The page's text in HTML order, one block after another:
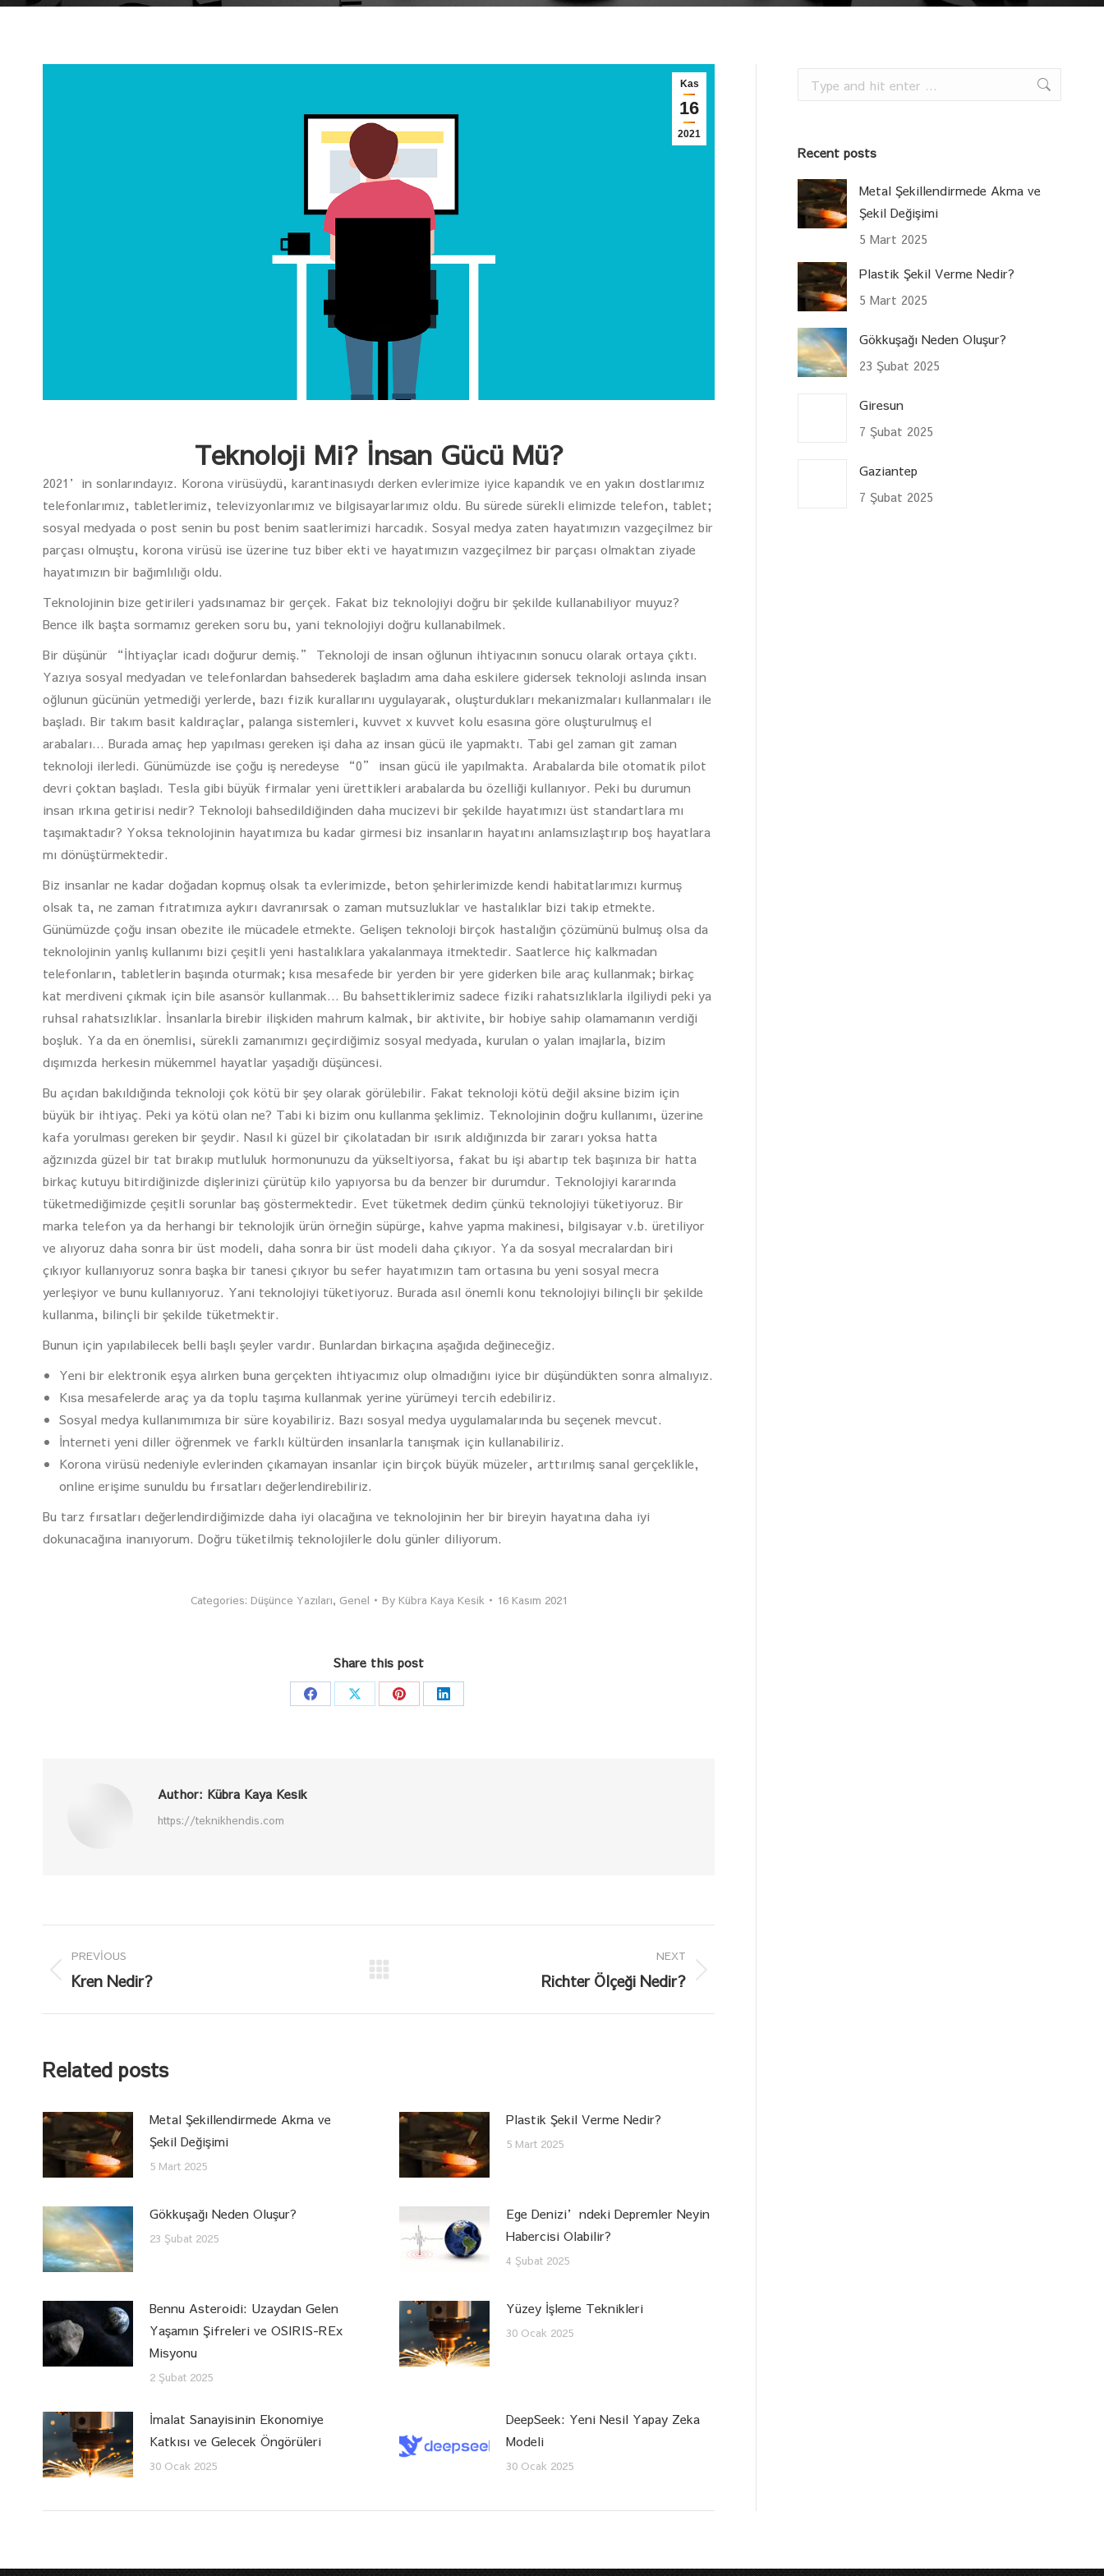
Kas
16
2021
Teknoloji Mi? İnsan Gücü Mü?
2021’in sonlarındayız. Korona virüsüydü, karantinasıydı derken evlerimize iyice kapandık ve en yakın dostlarımız
telefonlarımız, tabletlerimiz, televizyonlarımız ve bilgisayarlarımız oldu. Bu sürede sürekli elimizde telefon, tablet;
sosyal medyada o post senin bu post benim saatlerimizi harcadık. Sosyal medya zaten hayatımızın vazgeçilmez bir
parçası olmuştu, korona virüsü ise üzerine tuz biber ekti ve hayatımızın vazgeçilmez bir parçası olmaktan ziyade
hayatımızın bir bağımlılığı oldu.
Teknolojinin bize getirileri yadsınamaz bir gerçek. Fakat biz teknolojiyi doğru bir şekilde kullanabiliyor muyuz?
Bence ilk başta sormamız gereken soru bu, yani teknolojiyi doğru kullanabilmek.
Bir düşünür “İhtiyaçlar icadı doğurur demiş.” Teknoloji de insan oğlunun ihtiyacının sonucu olarak ortaya çıktı.
Yazıya sosyal medyadan ve telefonlardan bahsederek başladım ama daha eskilere gidersek teknoloji aslında insan
oğlunun gücünün yetmediği yerlerde, bazı fizik kurallarını uygulayarak, oluşturdukları mekanizmaları kullanmaları ile
başladı. Bir takım basit kaldıraçlar, palanga sistemleri, kuvvet x kuvvet kolu esasına göre oluşturulmuş el
arabaları… Burada amaç hep yapılması gereken işi daha az insan gücü ile yapmaktı. Tabi gel zaman git zaman
teknoloji ilerledi. Günümüzde ise çoğu iş neredeyse “0” insan gücü ile yapılmakta. Arabalarda bile otomatik pilot
devri çoktan başladı. Tesla gibi büyük firmalar yeni ürettikleri arabalarda bu özelliği kullanıyor. Peki bu durumun
insan ırkına getirisi nedir? Teknoloji bahsedildiğinden daha mucizevi bir şekilde hayatımızı üst standartlara mı
taşımaktadır? Yoksa teknolojinin hayatımıza bu kadar girmesi biz insanların hayatını anlamsızlaştırıp boş hayatlara
mı dönüştürmektedir.
Biz insanlar ne kadar doğadan kopmuş olsak ta evlerimizde, beton şehirlerimizde kendi habitatlarımızı kurmuş
olsak ta, ne zaman fıtratımıza aykırı davranırsak o zaman mutsuzluklar ve hastalıklar bizi takip etmekte.
Günümüzde çoğu insan obezite ile mücadele etmekte. Gelişen teknoloji birçok hastalığın çözümünü bulmuş olsa da
teknolojinin yanlış kullanımı bizi çeşitli yeni hastalıklara yakalanmaya itmektedir. Saatlerce hiç kalkmadan
telefonların, tabletlerin başında oturmak; kısa mesafede bir yerden bir yere giderken bile araç kullanmak; birkaç
kat merdiveni çıkmak için bile asansör kullanmak… Bu bahsettiklerimiz sadece fiziki rahatsızlıklarla ilgiliydi peki ya
ruhsal rahatsızlıklar. İnsanlarla birebir ilişkiden mahrum kalmak, bir aktivite, bir hobiye sahip olamamanın verdiği
boşluk. Ya da en önemlisi, sürekli zamanımızı geçirdiğimiz sosyal medyada, kurulan o yalan imajlarla, bizim
dışımızda herkesin mükemmel hayatlar yaşadığı düşüncesi.
Bu açıdan bakıldığında teknoloji çok kötü bir şey olarak görülebilir. Fakat teknoloji kötü değil aksine bizim için
büyük bir ihtiyaç. Peki ya kötü olan ne? Tabi ki bizim onu kullanma şeklimiz. Teknolojinin doğru kullanımı, üzerine
kafa yorulması gereken bir şeydir. Nasıl ki güzel bir çikolatadan bir ısırık aldığınızda bir zararı yoksa hatta
ağzınızda güzel bir tat bırakıp mutluluk hormonunuzu da yükseltiyorsa, fakat bu işi abartıp tek başınıza bir hatta
birkaç kutuyu bitirdiğinizde dişlerinizi çürütüp kilo yapıyorsa bu da benzer bir durumdur. Teknolojiyi kararında
tüketmediğimizde çeşitli sorunlar baş göstermektedir. Evet tüketmek dedim çünkü teknolojiyi tüketiyoruz. Bir
marka telefon ya da herhangi bir teknolojik ürün örneğin süpürge, kahve yapma makinesi, bilgisayar v.b. üretiliyor
ve alıyoruz daha sonra bir üst modeli, daha sonra bir üst modeli daha çıkıyor. Ya da sosyal mecralardan biri
çıkıyor kullanıyoruz sonra başka bir tanesi çıkıyor bu sefer hayatımızın tam ortasına bu yeni sosyal mecra
yerleşiyor ve bunu kullanıyoruz. Yani teknolojiyi tüketiyoruz. Burada asıl önemli konu teknolojiyi bilinçli bir şekilde
kullanma, bilinçli bir şekilde tüketmektir.
Bunun için yapılabilecek belli başlı şeyler vardır. Bunlardan birkaçına aşağıda değineceğiz.
Yeni bir elektronik eşya alırken buna gerçekten ihtiyacımız olup olmadığını iyice bir düşündükten sonra almalıyız.
Kısa mesafelerde araç ya da toplu taşıma kullanmak yerine yürümeyi tercih edebiliriz.
Sosyal medya kullanımımıza bir süre koyabiliriz. Bazı sosyal medya uygulamalarında bu seçenek mevcut.
İnterneti yeni diller öğrenmek ve farklı kültürden insanlarla tanışmak için kullanabiliriz.
Korona virüsü nedeniyle evlerinden çıkamayan insanlar için birçok büyük müzeler, arttırılmış sanal gerçeklikle,
online erişime sunuldu bu fırsatları değerlendirebiliriz.
Bu tarz fırsatları değerlendirdiğimizde daha iyi olacağına ve teknolojinin her bir bireyin hayatına daha iyi
dokunacağına inanıyorum. Doğru tüketilmiş teknolojilerle dolu günler diliyorum.
Categories: Düşünce Yazıları, Genel By Kübra Kaya Kesik 16 Kasım 2021
Share this post
Share Share Share Share
Author: Kübra Kaya Kesik
https://teknikhendis.com
navigation
PREVIOUS
Previous
Kren Nedir?
NEXT
Richter Ölçeği Nedir?
Related posts
Metal Şekillendirmede Akma ve
Şekil Değişimi
5 Mart 2025
Plastik Şekil Verme Nedir?
5 Mart 2025
Gökkuşağı Neden Oluşur?
23 Şubat 2025
Ege Denizi’ndeki Depremler Neyin
Habercisi Olabilir?
4 Şubat 2025
Bennu Asteroidi: Uzaydan Gelen
Yaşamın Şifreleri ve OSIRIS-REx
Misyonu
2 Şubat 2025
Yüzey İşleme Teknikleri
30 Ocak 2025
İmalat Sanayisinin Ekonomiye
Katkısı ve Gelecek Öngörüleri
30 Ocak 2025
DeepSeek: Yeni Nesil Yapay Zeka
Modeli
30 Ocak 2025
Search:
Recent posts
Metal Şekillendirmede Akma ve
Şekil Değişimi
5 Mart 2025
Plastik Şekil Verme Nedir?
5 Mart 2025
Gökkuşağı Neden Oluşur?
23 Şubat 2025
Giresun
7 Şubat 2025
Gaziantep
7 Şubat 2025